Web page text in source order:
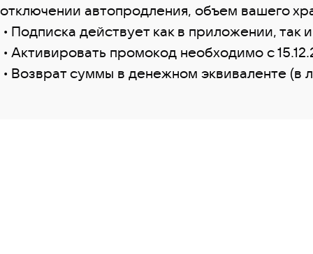
отключении автопродления, объем вашего
• Подписка действует как в приложении, так
• Активировать промокод необходимо c
• Возврат суммы в денежном эквиваленте